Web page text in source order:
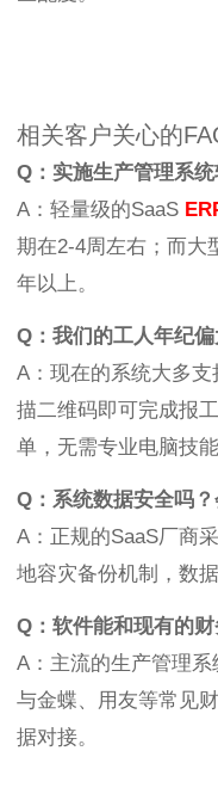
相关客户关心的
Q：实施生产管理系
A：轻量级的SaaS
期在2-4周左右；而大
年以上。
Q：我们的工人年纪
A：现在的系统大多
描二维码即可完成报
单，无需专业电脑技能
Q：系统数据安全吗？
A：正规的SaaS厂商
地容灾备份机制，数
Q：软件能和现有的
A：主流的生产管理
与金蝶、用友等常见
据对接。